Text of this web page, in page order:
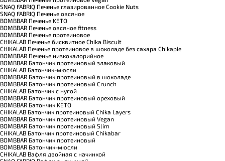
SNAQ FABRIQ Печенье глазированное Cookie Nuts
SNAQ FABRIQ Печенье овсяное
BOMBBAR Печенье KETO
BOMBBAR Печенье овсяное fitness
BOMBBAR Печенье протеиновое
CHIKALAB Печенье бисквитное Chika Biscuit
CHIKALAB Печенье протеиновое в шоколаде без сахара Chikapie
BOMBBAR Печенье низкокалорийное
BOMBBAR Батончик протеиновый злаковый
CHIKALAB Батончик-мюсли
BOMBBAR Батончик протеиновый в шоколаде
BOMBBAR Батончик протеиновый Crunch
CHIKALAB Батончик с нугой
BOMBBAR Батончик протеиновый ореховый
BOMBBAR Батончик KETO
CHIKALAB Батончик протеиновый Chika Layers
BOMBBAR Батончик протеиновый Vegan
BOMBBAR Батончик протеиновый Slim
CHIKALAB Батончик протеиновый Chikabar
BOMBBAR Батончик протеиновый
BOMBBAR Батончик-мюсли
CHIKALAB Вафля двойная с начинкой